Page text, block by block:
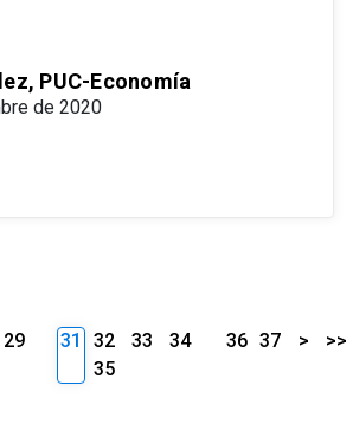
PUC-Economía
de 2020
29
31 32 33
34
35
36 37 > >>